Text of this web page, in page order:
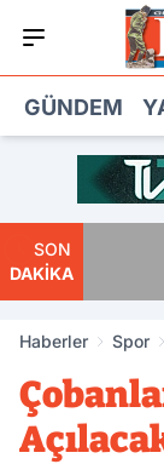
GÜNDEM
SON
DAKİKA
Haberler Spor